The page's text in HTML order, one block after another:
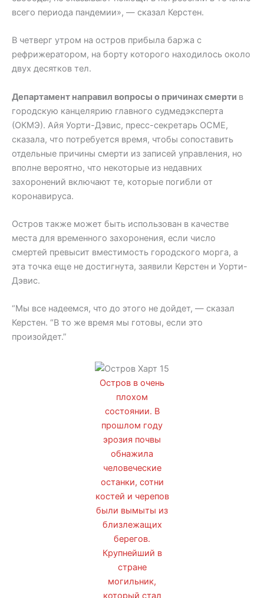
всего периода пандемии», — сказал Керстен.
В четверг утром на остров прибыла баржа с
рефрижератором, на борту которого находилось около
двух десятков тел.
Департамент направил вопросы о причинах смерти в
городскую канцелярию главного судмедэксперта
(ОКМЭ). Айя Уорти-Дэвис, пресс-секретарь OCME,
сказала, что потребуется время, чтобы сопоставить
отдельные причины смерти из записей управления, но
вполне вероятно, что некоторые из недавних
захоронений включают те, которые погибли от
коронавируса.
Остров также может быть использован в качестве
места для временного захоронения, если число
смертей превысит вместимость городского морга, а
эта точка еще не достигнута, заявили Керстен и Уорти-
Дэвис.
“Мы все надеемся, что до этого не дойдет, — сказал
Керстен. “В то же время мы готовы, если это
произойдет.”
Остров в очень
плохом
состоянии. В
прошлом году
эрозия почвы
обнажила
человеческие
останки, сотни
костей и черепов
были вымыты из
близлежащих
берегов.
Крупнейший в
стране
могильник,
который стал